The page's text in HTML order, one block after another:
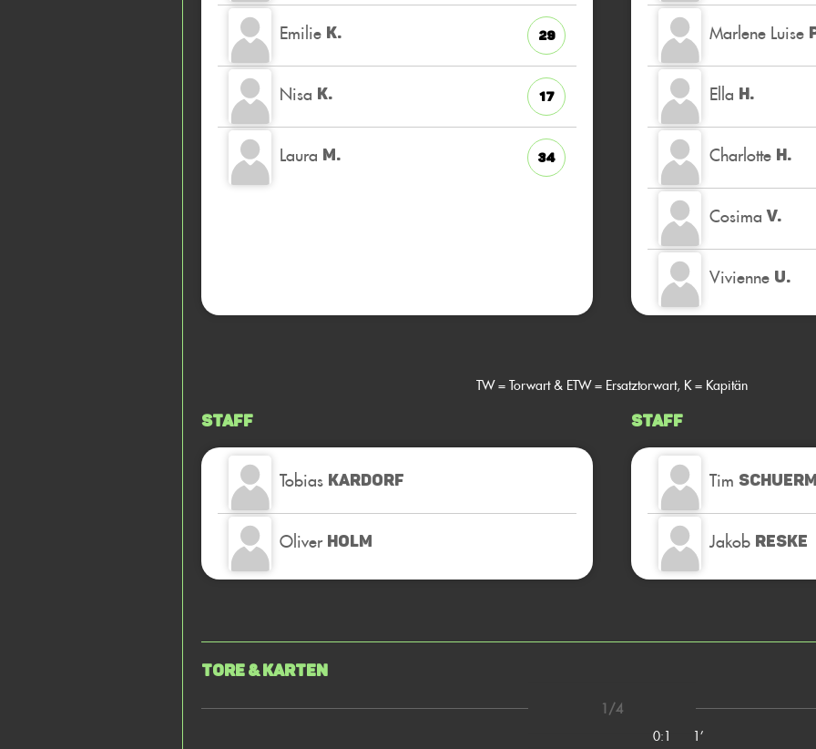
Emilie K. 29
Nisa K. 17
Laura M. 34
Marlene Luise
Ella H.
Charlotte H.
Cosima V.
Vivienne U.
TW = Torwart & ETW = Ersatztorwart, K = Kapitän
Staff
Tobias KARDORF
Oliver HOLM
Staff
Tim
Jakob RESKE
Tore & Karten
1/4
0:1
1’